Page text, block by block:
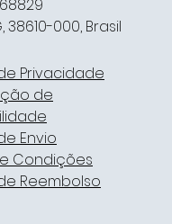
38610-000, Brasil
Privacidade
de
Envio
Condições
Reembolso